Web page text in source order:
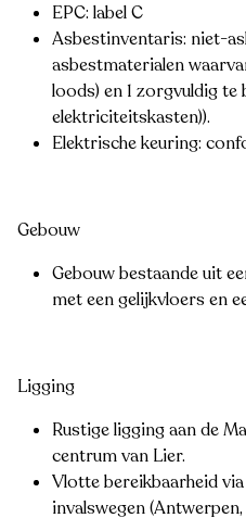
EPC: label C
Asbestinventaris: niet-
asbestmaterialen
loods) en 1 zorgvuldig te
elektriciteitskasten)).
Elektrische keuring:
Gebouw
Gebouw bestaande uit
met een gelijkvloers en
Ligging
Rustige ligging aan de
centrum van Lier.
Vlotte bereikbaarheid
invalswegen (Antwerpen,